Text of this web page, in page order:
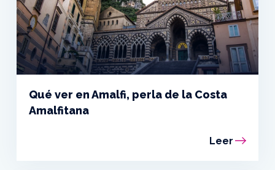
Qué ver en Amalfi, perla de la Costa
Amalfitana
Leer